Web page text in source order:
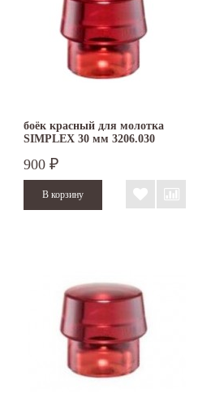
боёк красный для молотка
SIMPLEX 30 мм 3206.030
900 ₽